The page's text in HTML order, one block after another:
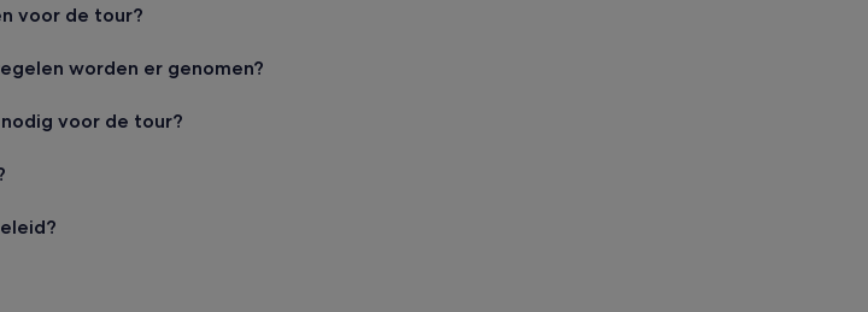
voor de tour?
worden er genomen?
voor de tour?